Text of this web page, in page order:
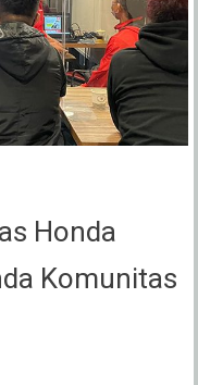
Honda
Komunitas